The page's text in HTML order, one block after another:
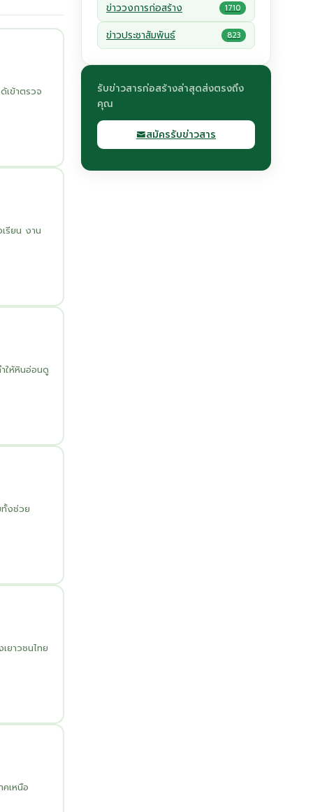
ข้าตรวจ
รียน งาน
ให้หินอ่อนดู
ทั้งช่วย
ยาวชนไทย
เหนือ
ข่าววงการก่อสร้าง 1710
ข่าวประชาสัมพันธ์ 823
รับข่าวสารก่อสร้างล่าสุดส่งตรงถึง
คุณ
สมัครรับข่าวสาร